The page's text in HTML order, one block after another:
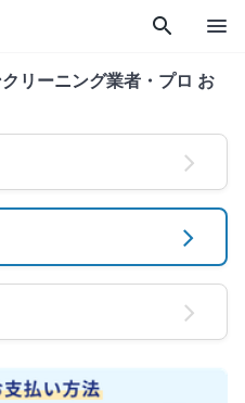
search menu
リーニング業者・プロ お